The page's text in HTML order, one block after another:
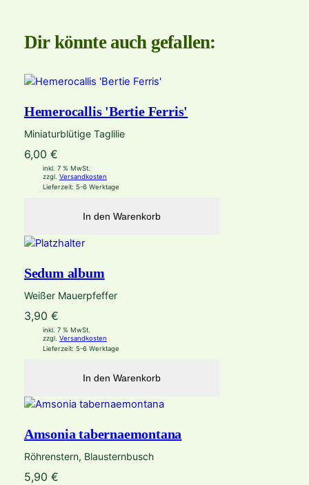
Dir könnte auch gefallen:
Hemerocallis 'Bertie Ferris'
Miniaturblütige Taglilie
6,00 €
inkl. 7 % MwSt.
zzgl. Versandkosten
Lieferzeit: 5-6 Werktage
In den Warenkorb
Sedum album
Weißer Mauerpfeffer
3,90 €
inkl. 7 % MwSt.
zzgl. Versandkosten
Lieferzeit: 5-6 Werktage
In den Warenkorb
Amsonia tabernaemontana
Röhrenstern, Blausternbusch
5,90 €